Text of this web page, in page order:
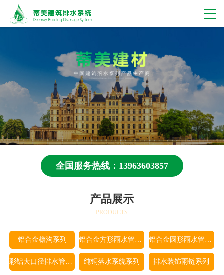
全国服务热线：13963603857
产品展示
PRODUCTS
铝合金檐沟系列
彩铝大口径排水管系列 纯铜落水系统系列 排水装饰雨链系列